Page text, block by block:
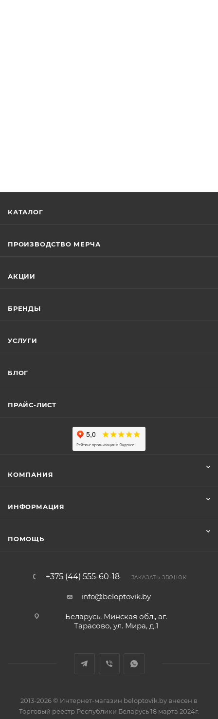
КАТАЛОГ
ПРОИЗВОДСТВО МЕРЧА
АКЦИИ
БРЕНДЫ
УСЛУГИ
БЛОГ
ПРАЙС-ЛИСТ
КОМПАНИЯ
ИНФОРМАЦИЯ
ПОМОЩЬ
+375 (44) 555-60-18 ЗАКАЗАТЬ ЗВОНОК
info@beloptovik.by
Беларусь, Минская обл., аг.
Тарасово, ул. Мира, д.1
2013-2026 © Интернет-магазин beloptovik.by внесен в
Торговый реестр Республики Беларусь 18 марта 2024г.